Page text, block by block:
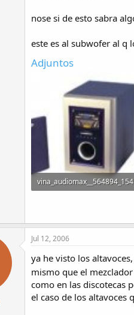
nose si de esto sabra
este es al subwofer al q
Adjuntos
Jul 12, 2006
ya he visto los
mismo que el mezclador
como en las discotecas
el caso de los altavoces